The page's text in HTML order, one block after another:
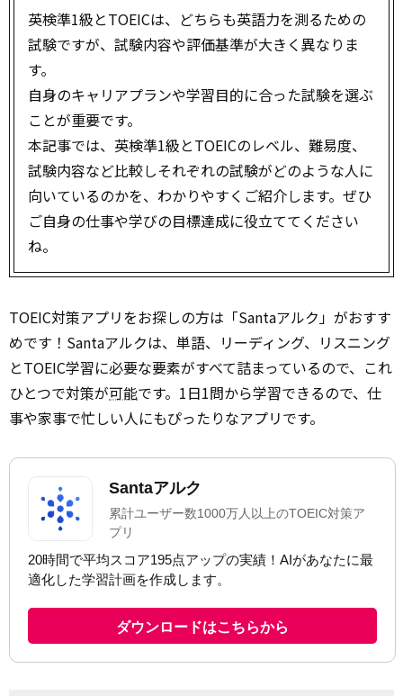
英検準1級とTOEICは、どちらも英語力を測るための
試験ですが、試験内容や評価基準が大きく異なりま
す。
自身のキャリアプランや学習目的に合った試験を選ぶ
ことが重要です。
本記事では、英検準1級とTOEICのレベル、難易度、
試験内容など比較しそれぞれの試験がどのような人に
向いているのかを、わかりやすくご紹介します。ぜひ
ご自身の仕事や学びの目標達成に役立ててください
ね。
TOEIC対策アプリをお探しの方は「Santaアルク」がおすす
めです！Santaアルクは、単語、リーディング、リスニング
とTOEIC学習に必要な要素がすべて詰まっているので、これ
ひとつで対策が可能です。1日1問から学習できるので、仕
事や家事で忙しい人にもぴったりなアプリです。